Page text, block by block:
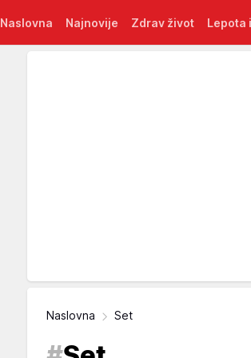
Naslovna Najnovije Zdrav život Lepota
Naslovna Set